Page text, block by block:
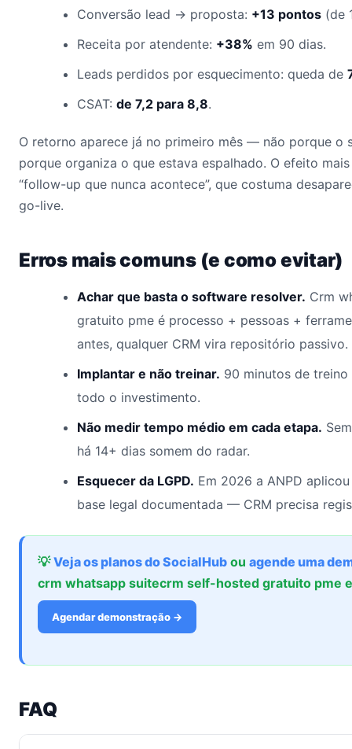
Conversão lead → proposta: +13 pontos (de
Receita por atendente: +38% em 90 dias.
Leads perdidos por esquecimento: queda de
CSAT: de 7,2 para 8,8.
O retorno aparece já no primeiro mês — não porque o
porque organiza o que estava espalhado. O efeito
“follow-up que nunca acontece”, que costuma
go-live.
Erros mais comuns (e como evitar)
Achar que basta o software resolver. Crm
gratuito pme é processo + pessoas +
antes, qualquer CRM vira repositório passivo.
Implantar e não treinar. 90 minutos de
todo o investimento.
Não medir tempo médio em cada etapa.
há 14+ dias somem do radar.
Esquecer da LGPD. Em 2026 a ANPD
base legal documentada — CRM precisa
💡Veja os planos do SocialHub ou agende uma
crm whatsapp suitecrm self-hosted gratuito pme
Agendar demonstração →
FAQ